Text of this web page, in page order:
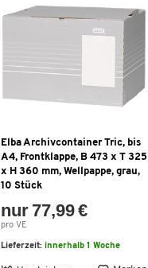
Elba Archivcontainer Tric, bis
A4, Frontklappe, B 473 x T 325
x H 360 mm, Wellpappe, grau,
10 Stück
nur 77,99 €
pro VE
Lieferzeit: innerhalb 1 Woche